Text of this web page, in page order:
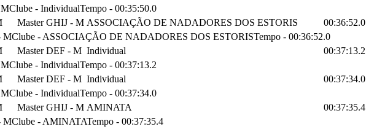
Clube - IndividualTempo - 00:35:50.0
Master GHIJ - M ASSOCIAÇÃO DE NADADORES DOS ESTORIS
00:36:52.0
MClube - ASSOCIAÇÃO DE NADADORES DOS ESTORISTempo - 00:36:52.0
Master DEF - M Individual
00:37:13.2
Clube - IndividualTempo - 00:37:13.2
Master DEF - M Individual
00:37:34.0
Clube - IndividualTempo - 00:37:34.0
Master GHIJ - M AMINATA
00:37:35.4
MClube - AMINATATempo - 00:37:35.4